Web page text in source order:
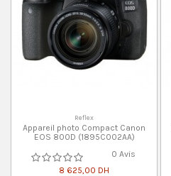
Reflex
Appareil photo Compact Canon
EOS 800D (1895C002AA)
0 Avis
8 625,00 DH